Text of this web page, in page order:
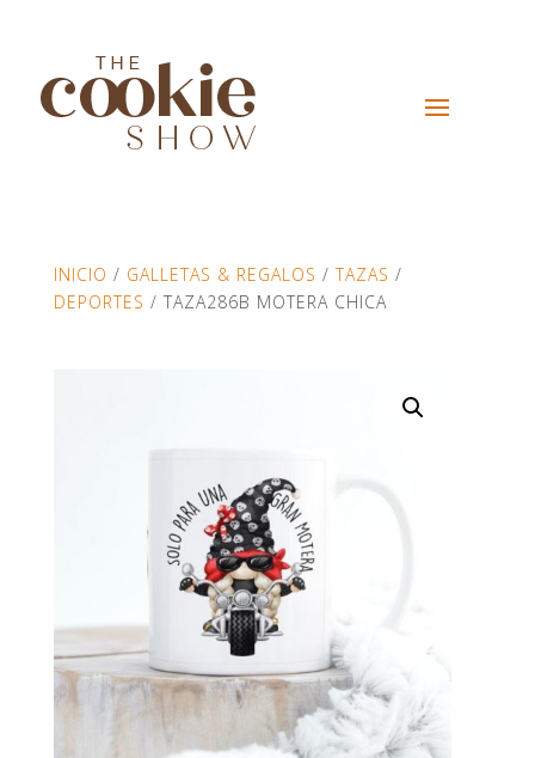
INICIO / GALLETAS & REGALOS /TAZAS /
DEPORTES / TAZA286B MOTERA CHICA